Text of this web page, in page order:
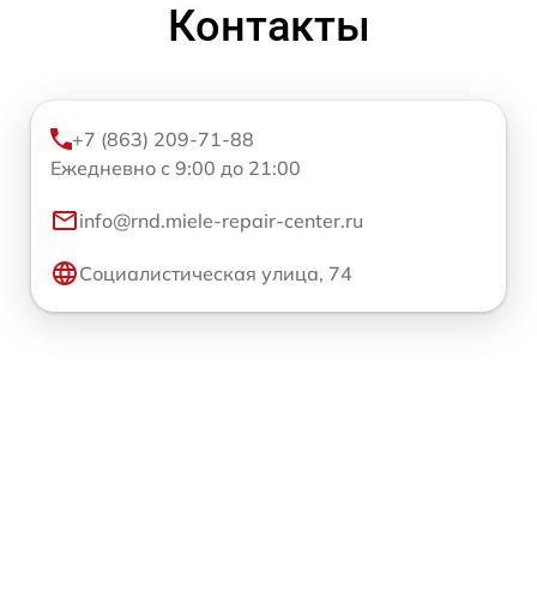
Контакты
+7 (863) 209-71-88
Ежедневно с 9:00 до 21:00
info@rnd.miele-repair-center.ru
Социалистическая улица, 74